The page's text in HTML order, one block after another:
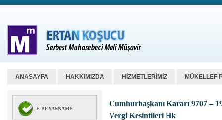
ANASAYFA HAKKIMIZDA HİZMETLERİMİZ MÜKELLEF
E-BEYANNAME
Cumhurbaşkanı Kararı 9707 –
Vergi Kesintileri Hk